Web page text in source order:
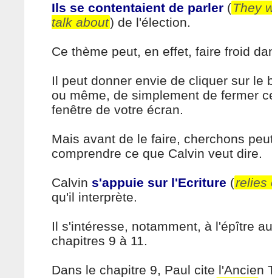
Ils se contentaient de parler (They
talk about) de l'élection.
Ce thème peut, en effet, faire froid
Il peut donner envie de cliquer sur le
ou même, de simplement de fermer
fenêtre de votre écran.
Mais avant de le faire, cherchons
comprendre ce que Calvin veut dire.
Calvin s'appuie sur l'Ecriture (relies
qu'il interprète.
Il s'intéresse, notamment, à l'épître
chapitres 9 à 11.
Dans le chapitre 9, Paul cite l'Ancien